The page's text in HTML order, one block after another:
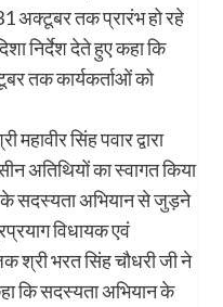
अक्टूबर तक प्रारंभ हो रहे
निर्देश देते हुए कहा कि
तक कार्यकर्ताओं को
सिंह पवार द्वारा
अतिथियों का स्वागत किया
के सदस्यता अभियान से जुड़ने
विधायक एवं
श्री भरत सिंह चौधरी जी ने
कि सदस्यता अभियान के